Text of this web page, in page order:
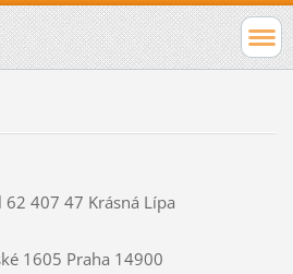
407 47 Krásná Lípa
1605 Praha 14900